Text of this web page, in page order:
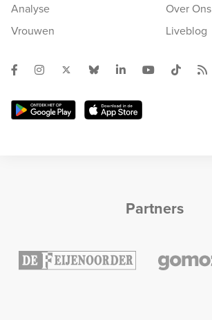
Analyse
Vrouwen
Over Ons
Liveblog
Partners